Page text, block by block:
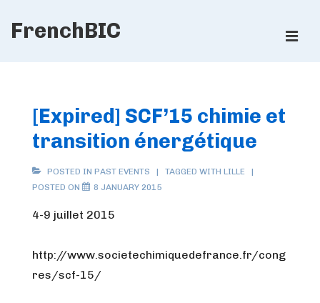
SkipFrenchBIC
[Expired] SCF’15 chimie et
transition énergétique
POSTED IN PAST EVENTS TAGGED WITH LILLE
POSTED ON
8 JANUARY 2015
4-9 juillet 2015
http://www.societechimiquedefrance.fr/cong
res/scf-15/